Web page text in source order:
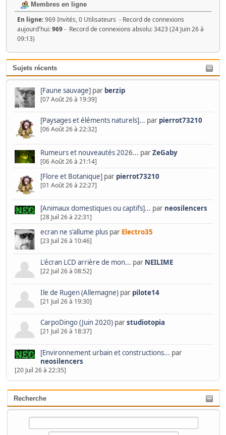
Recherche
Membres en ligne
En ligne:969 Invités, 0 Utilisateurs - Record de connexions
aujourd'hui:969- Record de connexions absolu: 3423 (24 Juin 26 à
09:13)
Sujets récents
[Faune sauvage] par berzip
[07 Août 26 à 19:39]
[Paysages et éléments naturels]... par pierrot73210
[06 Août 26 à 22:32]
Rumeurs et nouveautés 2026... parZeGaby
[06 Août 26 à 21:14]
[Flore et Botanique]par pierrot73210
[01 Août 26 à 22:27]
[Animaux domestiques ou captifs]... par neosilencers
[28 Juil 26 à 22:31]
ecran ne s'allume pluspar Electro35
[23 Juil 26 à 10:46]
L'écran LCD arrière de mon... par NEILIME
[22 Juil 26 à 08:52]
Ile de Rugen (Allemagne)par pilote14
[21 Juil 26 à 19:30]
CarpoDingo (Juin 2020)parstudiotopia
[21 Juil 26 à 18:37]
[Environnement urbain et constructions... par
neosilencers
[20 Juil 26 à 22:35]